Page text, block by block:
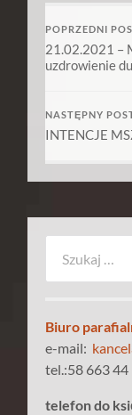
POPRZEDNI
21.02.2021 –
uzdrowienie
NASTĘPNY
INTENCJE
Biuro
e-mail:
tel.:58 663 44
telefon do